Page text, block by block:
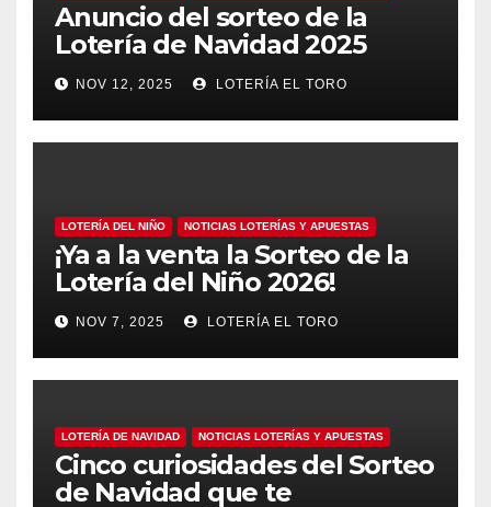
Anuncio del sorteo de la
Lotería de Navidad 2025
NOV 12, 2025 LOTERÍA EL TORO
LOTERÍA DEL NIÑO NOTICIAS LOTERÍAS Y APUESTAS
¡Ya a la venta la Sorteo de la
Lotería del Niño 2026!
NOV 7, 2025 LOTERÍA EL TORO
LOTERÍA DE NAVIDAD NOTICIAS LOTERÍAS Y APUESTAS
Cinco curiosidades del Sorteo
de Navidad que te